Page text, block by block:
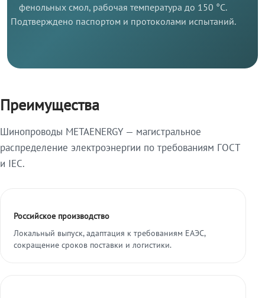
фенольных смол, рабочая температура до 150 °C.
Подтверждено паспортом и протоколами испытаний.
Преимущества
Шинопроводы METAENERGY — магистральное
распределение электроэнергии по требованиям ГОСТ
и IEC.
Российское производство
Локальный выпуск, адаптация к требованиям ЕАЭС,
сокращение сроков поставки и логистики.